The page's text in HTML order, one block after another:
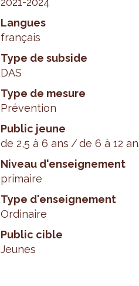
Langues
français
Type de subside
DAS
Type de mesure
Prévention
Public jeune
de 2,5 à 6 ans
de 6 à 12
Niveau d'enseignement
primaire
Type d'enseignement
Ordinaire
Public cible
Jeunes